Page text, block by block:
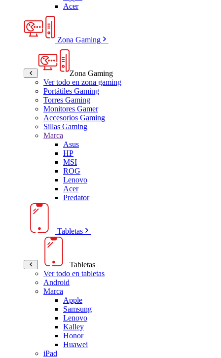
Acer
Zona Gaming
Zona Gaming
Ver todo en zona gaming
Portátiles Gaming
Torres Gaming
Monitores Gamer
Accesorios Gaming
Sillas Gaming
Marca
Asus
HP
MSI
ROG
Lenovo
Acer
Predator
Tabletas
Tabletas
Ver todo en tabletas
Android
Marca
Apple
Samsung
Lenovo
Kalley
Honor
Huawei
iPad